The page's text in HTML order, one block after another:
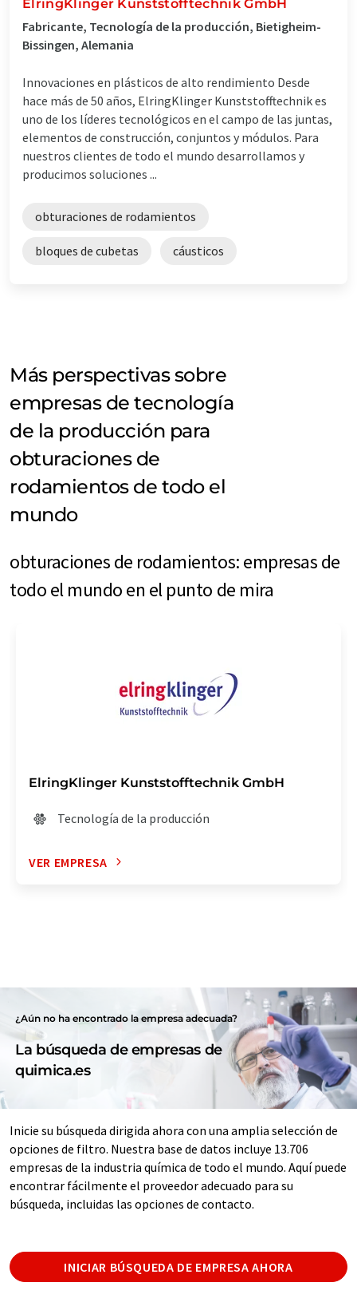
ElringKlinger Kunststofftechnik GmbH
Fabricante, Tecnología de la producción, Bietigheim-
Bissingen, Alemania
Innovaciones en plásticos de alto rendimiento Desde
hace más de 50 años, ElringKlinger Kunststofftechnik es
uno de los líderes tecnológicos en el campo de las juntas,
elementos de construcción, conjuntos y módulos. Para
nuestros clientes de todo el mundo desarrollamos y
producimos soluciones ...
obturaciones de rodamientos
bloques de cubetas cáusticos
Más perspectivas sobre
empresas de tecnología
de la producción para
obturaciones de
rodamientos de todo el
mundo
obturaciones de rodamientos: empresas de
todo el mundo en el punto de mira
ElringKlinger Kunststofftechnik GmbH
Tecnología de la producción
VER EMPRESA
¿Aún no ha encontrado la empresa adecuada?
La búsqueda de empresas de
quimica.es
Inicie su búsqueda dirigida ahora con una amplia selección de
opciones de filtro. Nuestra base de datos incluye 13.706
empresas de la industria química de todo el mundo. Aquí puede
encontrar fácilmente el proveedor adecuado para su
búsqueda, incluidas las opciones de contacto.
INICIAR BÚSQUEDA DE EMPRESA AHORA